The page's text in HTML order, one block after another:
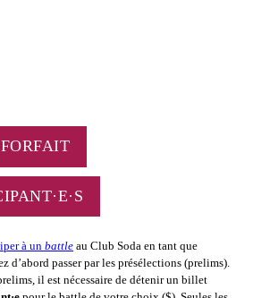
à un battle au Club Soda en tant que
d’abord passer par les présélections (prelims).
il est nécessaire de détenir un billet